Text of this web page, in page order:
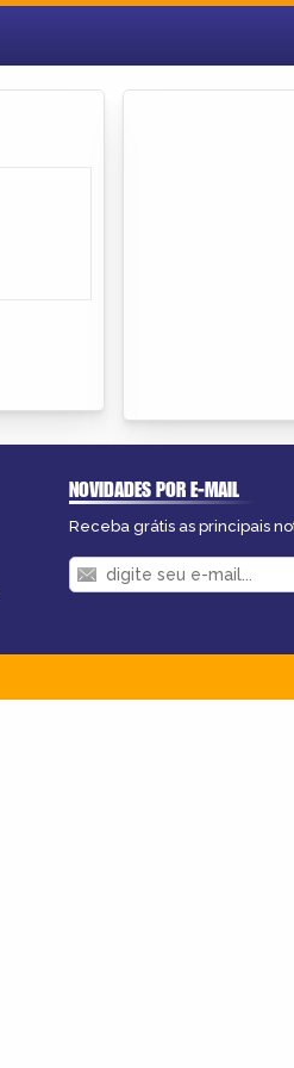
NOVIDADES POR E-MAIL
Receba grátis as principais